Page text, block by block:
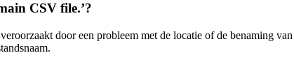
CSV file.’?
door een probleem met de locatie of de benaming